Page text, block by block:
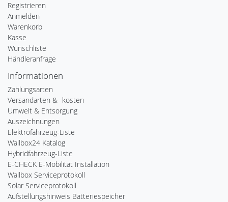
Registrieren
Anmelden
Warenkorb
Kasse
Wunschliste
Händleranfrage
Informationen
Zahlungsarten
Versandarten & -kosten
Umwelt & Entsorgung
Auszeichnungen
Elektrofahrzeug-Liste
Wallbox24 Katalog
Hybridfahrzeug-Liste
E-CHECK E-Mobilität Installation
Wallbox Serviceprotokoll
Solar Serviceprotokoll
Aufstellungshinweis Batteriespeicher